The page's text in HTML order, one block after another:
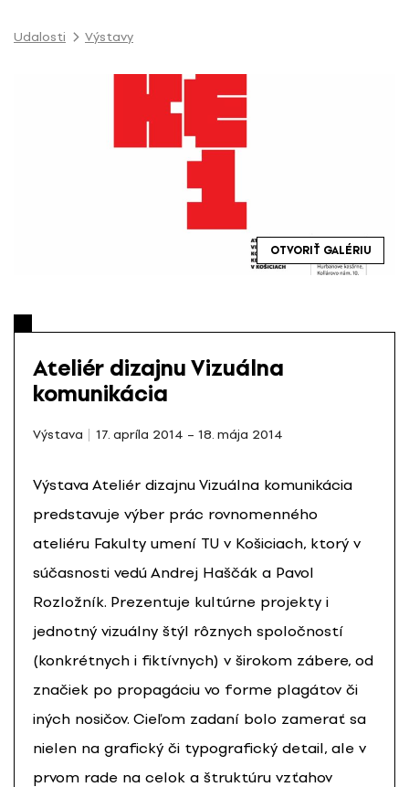
Udalosti Výstavy
OTVORIŤ GALÉRIU
Ateliér dizajnu Vizuálna
komunikácia
Výstava 17. apríla 2014 – 18. mája 2014
Výstava Ateliér dizajnu Vizuálna komunikácia
predstavuje výber prác rovnomenného
ateliéru Fakulty umení TU v Košiciach, ktorý v
súčasnosti vedú Andrej Haščák a Pavol
Rozložník. Prezentuje kultúrne projekty i
jednotný vizuálny štýl rôznych spoločností
(konkrétnych i fiktívnych) v širokom zábere, od
značiek po propagáciu vo forme plagátov či
iných nosičov. Cieľom zadaní bolo zamerať sa
nielen na grafický či typografický detail, ale v
prvom rade na celok a štruktúru vzťahov